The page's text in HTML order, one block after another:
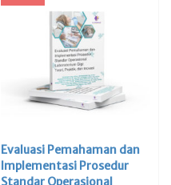
Evaluasi Pemahaman dan
Implementasi Prosedur
Standar Operasional